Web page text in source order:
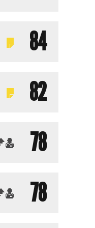
84
82
78
78